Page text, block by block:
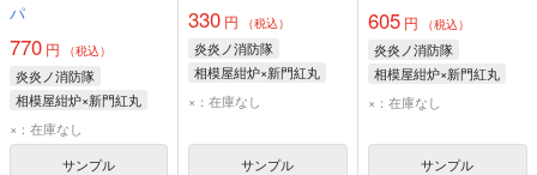
パ
770 円 （税込）
炎炎ノ消防隊
相模屋紺炉×新門紅丸
×：在庫なし
サンプル
330 円 （税込）
炎炎ノ消防隊
相模屋紺炉×新門紅丸
相模屋紺炉
×：在庫なし
サンプル
605円 （税込）
炎炎ノ消防隊
相模屋紺炉×新門紅丸
相模屋紺炉
×：在庫なし
サンプル